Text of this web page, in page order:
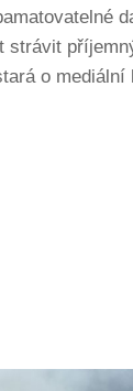
strávit
o mediální